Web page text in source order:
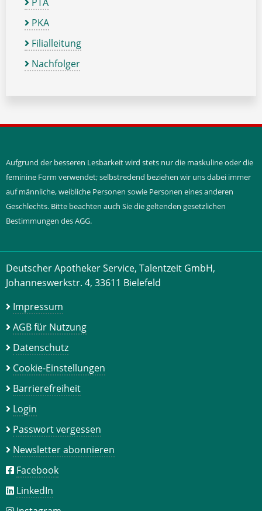
PKA
Filialleitung
Nachfolger
Aufgrund der besseren Lesbarkeit wird stets nur die maskuline oder die
feminine Form verwendet; selbstredend beziehen wir uns dabei immer
auf männliche, weibliche Personen sowie Personen eines anderen
Geschlechts. Bitte beachten auch Sie die geltenden gesetzlichen
Bestimmungen des AGG.
Deutscher Apotheker Service, Talentzeit GmbH,
Johanneswerkstr. 4, 33611 Bielefeld
Impressum
AGB für Nutzung
Datenschutz
Cookie-Einstellungen
Barrierefreiheit
Login
Passwort vergessen
Newsletter abonnieren
Facebook
LinkedIn